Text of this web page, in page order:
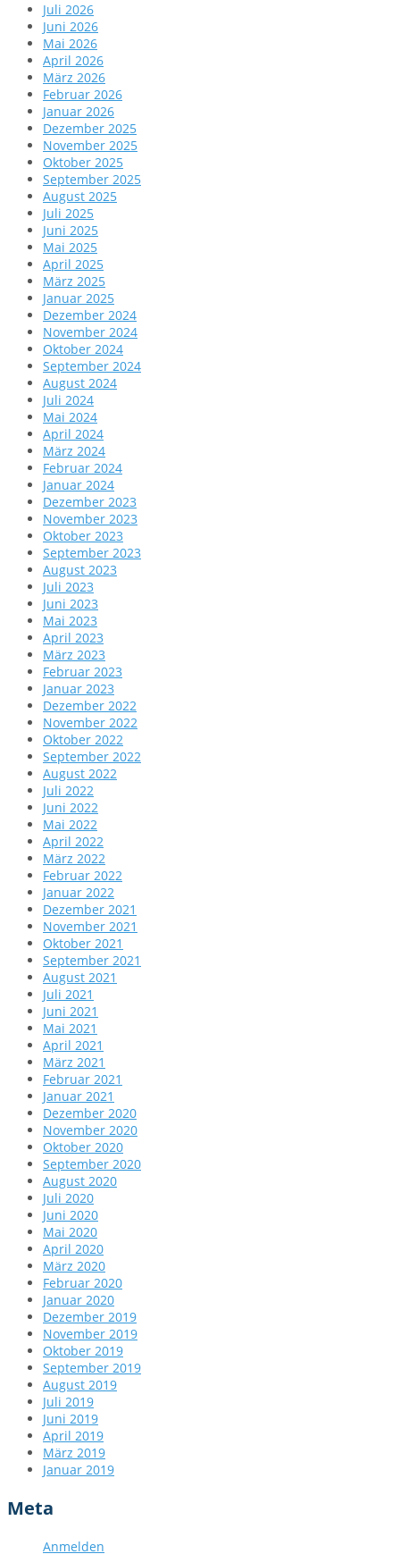
Juli 2026
Juni 2026
Mai 2026
April 2026
März 2026
Februar 2026
Januar 2026
Dezember 2025
November 2025
Oktober 2025
September 2025
August 2025
Juli 2025
Juni 2025
Mai 2025
April 2025
März 2025
Januar 2025
Dezember 2024
November 2024
Oktober 2024
September 2024
August 2024
Juli 2024
Mai 2024
April 2024
März 2024
Februar 2024
Januar 2024
Dezember 2023
November 2023
Oktober 2023
September 2023
August 2023
Juli 2023
Juni 2023
Mai 2023
April 2023
März 2023
Februar 2023
Januar 2023
Dezember 2022
November 2022
Oktober 2022
September 2022
August 2022
Juli 2022
Juni 2022
Mai 2022
April 2022
März 2022
Februar 2022
Januar 2022
Dezember 2021
November 2021
Oktober 2021
September 2021
August 2021
Juli 2021
Juni 2021
Mai 2021
April 2021
März 2021
Februar 2021
Januar 2021
Dezember 2020
November 2020
Oktober 2020
September 2020
August 2020
Juli 2020
Juni 2020
Mai 2020
April 2020
März 2020
Februar 2020
Januar 2020
Dezember 2019
November 2019
Oktober 2019
September 2019
August 2019
Juli 2019
Juni 2019
April 2019
März 2019
Januar 2019
Meta
Anmelden